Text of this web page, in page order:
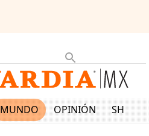
MUNDO OPINIÓN SHOW